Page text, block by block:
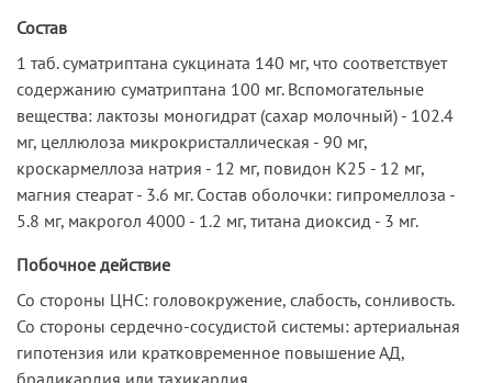
Состав
1 таб. суматриптана сукцината 140 мг, что соответствует
содержанию суматриптана 100 мг. Вспомогательные
вещества: лактозы моногидрат (сахар молочный) - 102.4
мг, целлюлоза микрокристаллическая - 90 мг,
кроскармеллоза натрия - 12 мг, повидон К25 - 12 мг,
магния стеарат - 3.6 мг. Состав оболочки: гипромеллоза -
5.8 мг, макрогол 4000 - 1.2 мг, титана диоксид - 3 мг.
Побочное действие
Со стороны ЦНС: головокружение, слабость, сонливость.
Со стороны сердечно-сосудистой системы: артериальная
гипотензия или кратковременное повышение АД,
брадикардия или тахикардия.